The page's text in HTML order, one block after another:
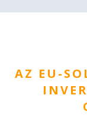
AZ EU-